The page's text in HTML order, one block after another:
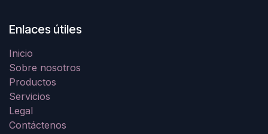
Enlaces útiles
Inicio
Sobre nosotros
Productos
Servicios
Legal
Contáctenos